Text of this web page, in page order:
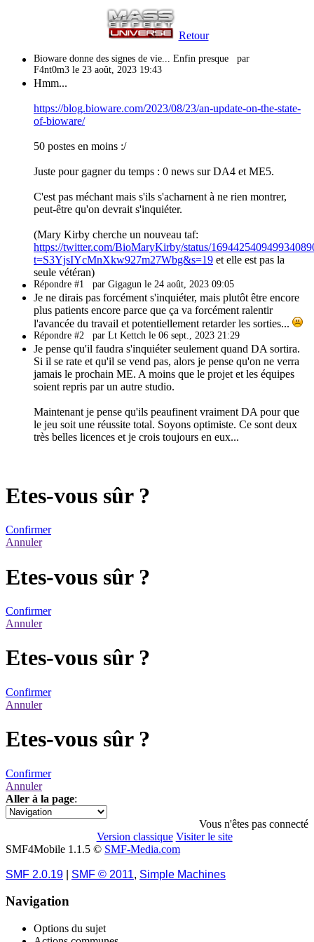
Retour
Bioware donne des signes de vie... Enfin presque par
F4nt0m3 le 23 août, 2023 19:43
Hmm...
https://blog.bioware.com/2023/08/23/an-update-on-the-state-
of-bioware/
50 postes en moins :/
Juste pour gagner du temps : 0 news sur DA4 et ME5.
C'est pas méchant mais s'ils s'acharnent à ne rien montrer,
peut-être qu'on devrait s'inquiéter.
(Mary Kirby cherche un nouveau taf:
https://twitter.com/BioMaryKirby/status/
t=S3YjsIYcMnXkw927m27Wbg&s=19 et elle est pas la
seule vétéran)
Répondre #1 par Gigagun le 24 août, 2023 09:05
Je ne dirais pas forcément s'inquiéter, mais plutôt être encore
plus patients encore parce que ça va forcément ralentir
l'avancée du travail et potentiellement retarder les sorties...
Répondre #2 par Lt Kettch le 06 sept., 2023 21:29
Je pense qu'il faudra s'inquiéter seulement quand DA sortira.
Si il se rate et qu'il se vend pas, alors je pense qu'on ne verra
jamais le prochain ME. A moins que le projet et les équipes
soient repris par un autre studio.
Maintenant je pense qu'ils peaufinent vraiment DA pour que
le jeu soit une réussite total. Soyons optimiste. Ce sont deux
très belles licences et je crois toujours en eux...
Etes-vous sûr ?
Confirmer
Annuler
Etes-vous sûr ?
Confirmer
Annuler
Etes-vous sûr ?
Confirmer
Annuler
Etes-vous sûr ?
Confirmer
Annuler
Aller à la page:
1
Vous n'êtes pas connecté
Version classique Visiter le site
SMF4Mobile 1.1.5 © SMF-Media.com
SMF 2.0.19 SMF © 2011, Simple Machines
Navigation
Options du sujet